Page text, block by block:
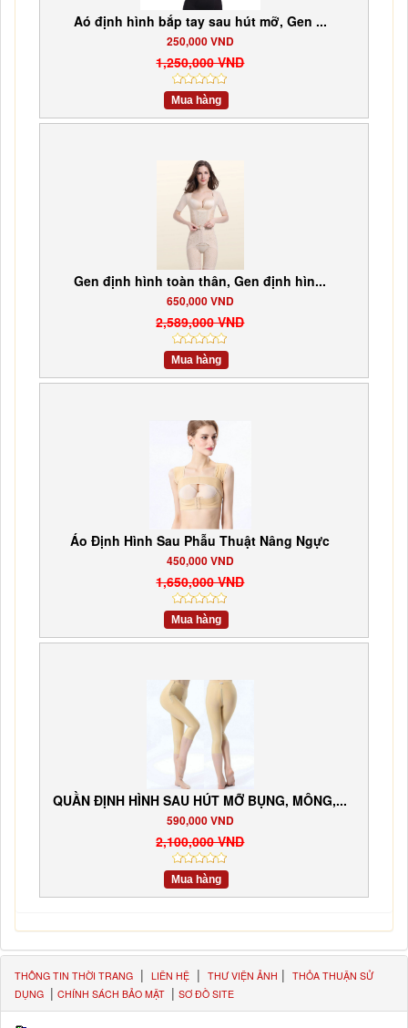
Aó định hình bắp tay sau hút mỡ, Gen ...
250,000 VND
1,250,000 VND
Mua hàng
Gen định hình toàn thân, Gen định hìn...
650,000 VND
2,589,000 VND
Mua hàng
Áo Định Hình Sau Phẫu Thuật Nâng Ngực
450,000 VND
1,650,000 VND
Mua hàng
QUẦN ĐỊNH HÌNH SAU HÚT MỠ BỤNG, MÔNG,...
590,000 VND
2,100,000 VND
Mua hàng
THÔNG TIN THỜI TRANG | LIÊN HỆ | THƯ VIỆN ẢNH | THỎA THUẬN SỬ
DỤNG | CHÍNH SÁCH BẢO MẬT | SƠ ĐỒ SITE